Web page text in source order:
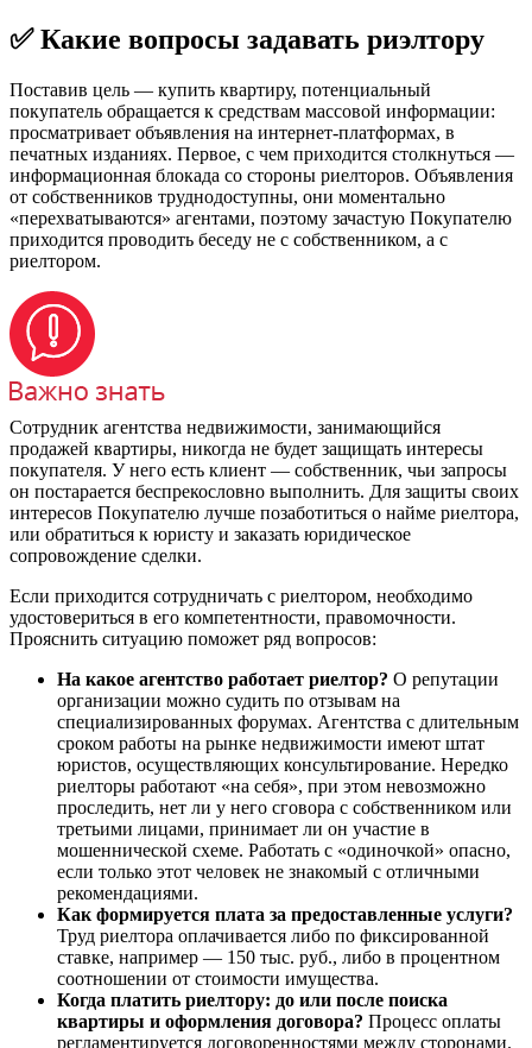
✅ Какие вопросы задавать риэлтору
Поставив цель — купить квартиру, потенциальный
покупатель обращается к средствам массовой информации:
просматривает объявления на интернет-платформах, в
печатных изданиях. Первое, с чем приходится столкнуться —
информационная блокада со стороны риелторов. Объявления
от собственников труднодоступны, они моментально
«перехватываются» агентами, поэтому зачастую Покупателю
приходится проводить беседу не с собственником, а с
риелтором.
Сотрудник агентства недвижимости, занимающийся
продажей квартиры, никогда не будет защищать интересы
покупателя. У него есть клиент — собственник, чьи запросы
он постарается беспрекословно выполнить. Для защиты своих
интересов Покупателю лучше позаботиться о найме риелтора,
или обратиться к юристу и заказать юридическое
сопровождение сделки.
Если приходится сотрудничать с риелтором, необходимо
удостовериться в его компетентности, правомочности.
Прояснить ситуацию поможет ряд вопросов:
На какое агентство работает риелтор? О репутации
организации можно судить по отзывам на
специализированных форумах. Агентства с длительным
сроком работы на рынке недвижимости имеют штат
юристов, осуществляющих консультирование. Нередко
риелторы работают «на себя», при этом невозможно
проследить, нет ли у него сговора с собственником или
третьими лицами, принимает ли он участие в
мошеннической схеме. Работать с «одиночкой» опасно,
если только этот человек не знакомый с отличными
рекомендациями.
Как формируется плата за предоставленные услуги?
Труд риелтора оплачивается либо по фиксированной
ставке, например — 150 тыс. руб., либо в процентном
соотношении от стоимости имущества.
Когда платить риелтору: до или после поиска
квартиры и оформления договора? Процесс оплаты
регламентируется договоренностями между сторонами.